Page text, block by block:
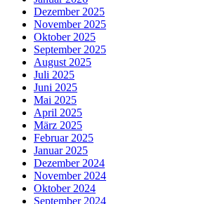
Dezember 2025
November 2025
Oktober 2025
September 2025
August 2025
Juli 2025
Juni 2025
Mai 2025
April 2025
März 2025
Februar 2025
Januar 2025
Dezember 2024
November 2024
Oktober 2024
September 2024